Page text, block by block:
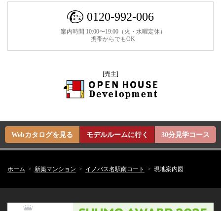
0120-992-006
案内時間 10:00〜19:00（火・水曜定休）
携帯からでもOK
[売主]
Webカタログを見る モデルルームに行く 30分見学コース
ホーム 新築マンション イノバス名駅南コート 現地案内図